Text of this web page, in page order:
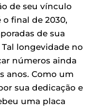
de seu vínculo
final de 2030,
de sua
longevidade no
números ainda
anos. Como um
sua dedicação e
uma placa